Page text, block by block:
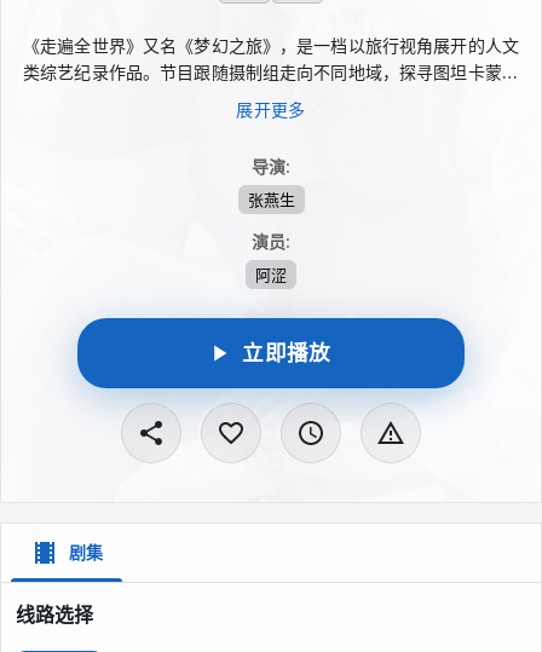
《走遍全世界》又名《梦幻之旅》，是一档以旅行视角展开的人文
类综艺纪录作品。节目跟随摄制组走向不同地域，探寻图坦卡蒙棺
椁背后的秘密，回望古玛雅遗迹中的文明痕迹，也在海顿的钢琴奏
鸣曲与冰岛的神秘风景之间，呈现世界多元而迷人的文化面貌。它
地文化留下的回声。
展开更多
导演:
张燕生
演员:
阿涩
立即播放
剧集
线路选择